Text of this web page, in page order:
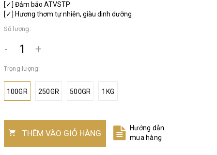
[✓] Đảm bảo ATVSTP
[✓] Hương thơm tự nhiên, giàu dinh dưỡng
Số lượng:
- +
Trọng lượng:
100GR 250GR 500GR 1KG
THÊM VÀO GIỎ HÀNG
Hướng dẫn
mua hàng